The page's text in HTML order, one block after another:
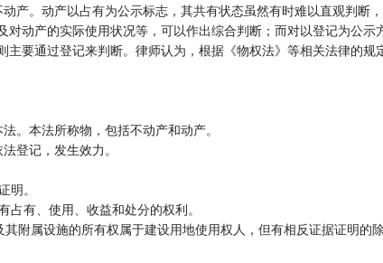
产。动产以占有为公示标志，其共有状态虽然有时难以直观判断
动产的实际使用状况等，可以作出综合判断；而对以登记为公示
要通过登记来判断。律师认为，根据《物权法》等相关法律的规
。本法所称物，包括不动产和动产。
登记，发生效力。
。
有、使用、收益和处分的权利。
附属设施的所有权属于建设用地使用权人，但有相反证据证明的除